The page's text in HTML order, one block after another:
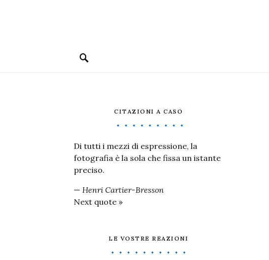
CITAZIONI A CASO
Di tutti i mezzi di espressione, la
fotografia è la sola che fissa un istante
preciso.
— Henri Cartier-Bresson
Next quote »
LE VOSTRE REAZIONI